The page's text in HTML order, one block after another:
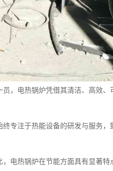
，电热锅炉凭借其清洁、高效
终专注于热能设备的研发与服务
电热锅炉在节能方面具有显著特